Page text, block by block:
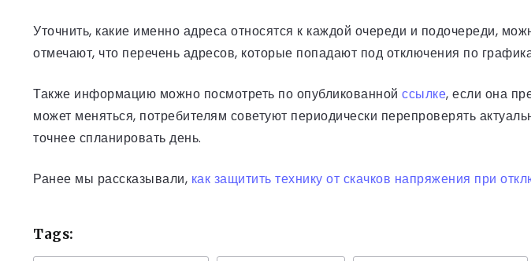
Уточнить, какие именно адреса относятся к каждой очереди и подочереди,
отмечают, что перечень адресов, которые попадают под отключения по
Также информацию можно посмотреть по опубликованной ссылке, если она
может меняться, потребителям советуют периодически перепроверять
точнее спланировать день.
Ранее мы рассказывали, как защитить технику от скачков напряжения при
Tags: